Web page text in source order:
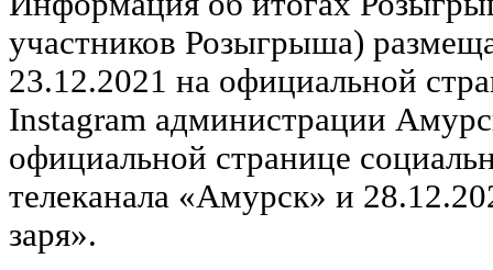
участников Розыгрыша)
23.12.2021 на официальной
Instagram администрации
официальной странице
телеканала «Амурск» и
заря».